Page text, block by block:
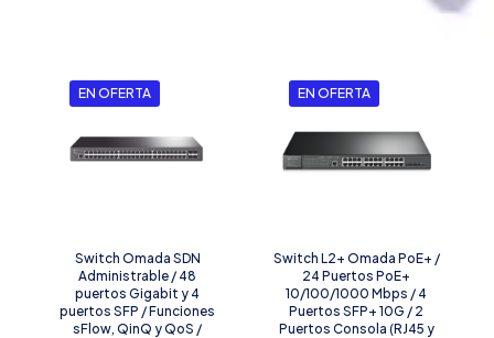
EN OFERTA
Switch Omada SDN
Administrable / 48
puertos Gigabit y 4
puertos SFP / Funciones
sFlow, QinQ y QoS /
EN OFERTA
Switch L2+ Omada PoE+ /
24 Puertos PoE+
10/100/1000 Mbps / 4
Puertos SFP+ 10G / 2
Puertos Consola (RJ45 y